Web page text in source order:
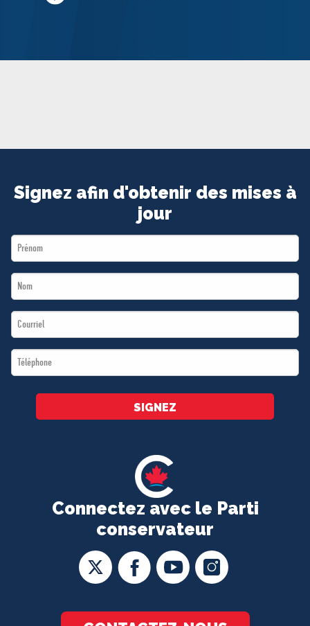
ADHÉREZ
Connectez avec le Parti
conservateur
Signez afin d'obtenir des mises à
jour
First
Name
Last
Name
Email
*
Téléphone
*
SIGNEZ